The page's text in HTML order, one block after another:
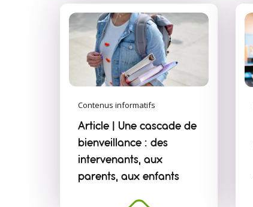
Contenus informatifs
Article | Une cascade de
bienveillance : des
intervenants, aux
parents, aux enfants